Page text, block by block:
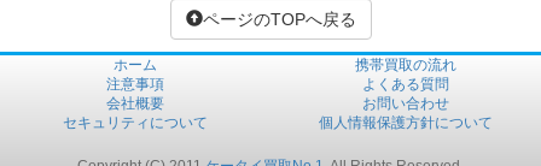
ページのTOPへ戻る
ホーム
携帯買取の流れ
注意事項
よくある質問
会社概要
お問い合わせ
セキュリティについて
個人情報保護方針について